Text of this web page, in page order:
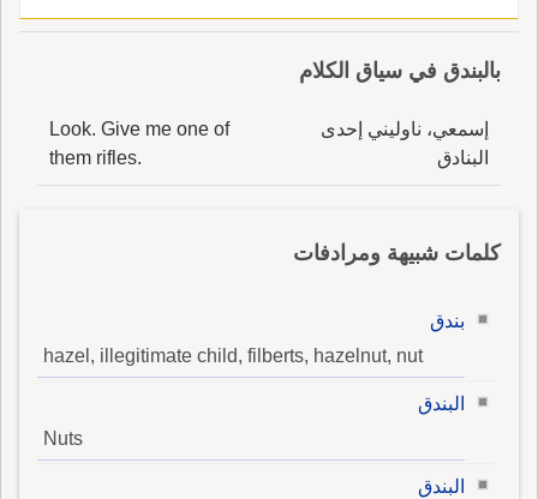
بالبندق في سياق الكلام
إسمعي، ناوليني إحدى
البنادق
Look. Give me one of
them rifles.
كلمات شبيهة ومرادفات
بندق
hazel, illegitimate child, filberts, hazelnut, nut
البندق
Nuts
البندق